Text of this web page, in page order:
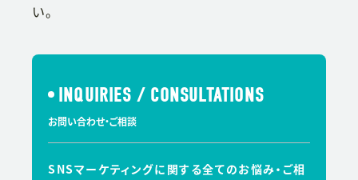
い。
INQUIRIES / CONSULTATIONS
お問い合わせ・ご相談
SNSマーケティングに関する全てのお悩み・ご相